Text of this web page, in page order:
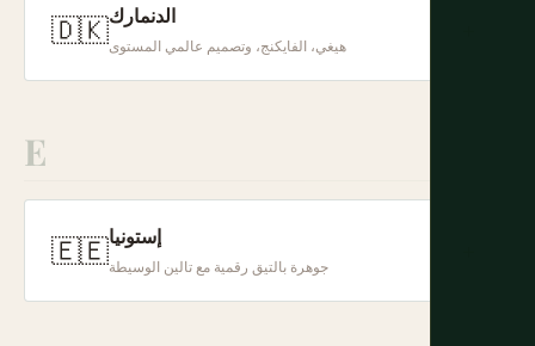
🇩🇰الدنمارك
هيغي، الفايكنج، وتصميم عالمي المستوى
E
🇪🇪إستونيا
جوهرة بالتيق رقمية مع تالين الوسيطة